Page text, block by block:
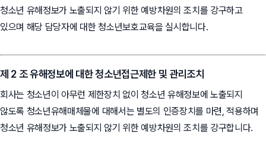
청소년 유해정보가 노출되지 않기 위한 예방차원의 조치를 강구하고
있으며 해당 담당자에 대한 청소년보호교육을 실시합니다.
제 2 조 유해정보에 대한 청소년접근제한 및 관리조치
회사는 청소년이 아무런 제한장치 없이 청소년 유해정보에 노출되지
않도록 청소년유해매체물에 대해서는 별도의 인증장치를 마련, 적용하며
청소년 유해정보가 노출되지 않기 위한 예방차원의 조치를 강구합니다.